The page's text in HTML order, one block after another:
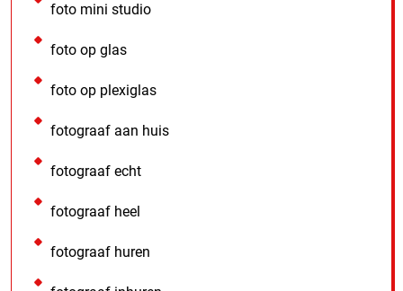
foto mini studio
foto op glas
foto op plexiglas
fotograaf aan huis
fotograaf echt
fotograaf heel
fotograaf huren